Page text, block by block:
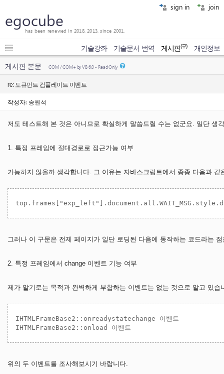
sign in join
egocube
has been renewed in 2018, 2013, since 2001.
기술강좌 기술문서 번역 게시판(구) 개인정보
게시판 본문 COM / COM+ by VB 6.0 - Read Only
re: 도큐먼트 컴플레이트 이벤트
작성자: 송원석
저도 테스트해 본 것은 아니므로 확실하게 말씀드릴 수는 없군요. 일단 생
1. 특정 프레임에 절대경로로 접근가능 여부
가능하지 않을까 생각합니다. 그 이유는 자바스크립트에서 종종 다음과 같
그러나 이 구문은 전제 페이지가 일단 로딩된 다음에 동작하는 코드라는
2. 특정 프레임에서 change 이벤트 기능 여부
제가 알기로는 목적과 완벽하게 부합하는 이벤트는 없는 것으로 알고 있
IHTMLFrameBase2::onreadystatechange 이벤트
위의 두 이벤트를 조사해보시기 바랍니다.